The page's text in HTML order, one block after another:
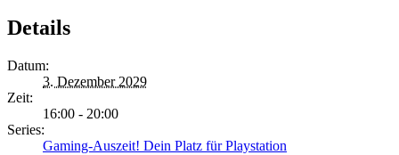
Details
Datum:
3. Dezember 2029
Zeit:
16:00 - 20:00
Series:
Gaming-Auszeit! Dein Platz für Playstation